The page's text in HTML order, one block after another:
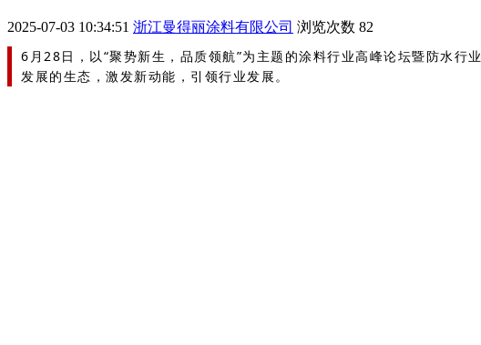
2025-07-03 10:34:51 浙江曼得丽涂料有限公司 浏览次数 82
6月28日，以“聚势新生，品质领航”为主题的涂料行业高峰论坛暨防水
发展的生态，激发新动能，引领行业发展。